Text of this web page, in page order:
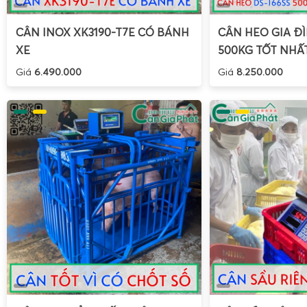
dư lượng, đồng thời tối ưu chi phí và đảm bảo chất
vào quy trình đóng gói.
CÂN INOX XK3190-T7E CÓ BÁNH
XE
Giá 6.490.000
CÂN HEO GIA
500KG TỐT
Giá 8.250.000